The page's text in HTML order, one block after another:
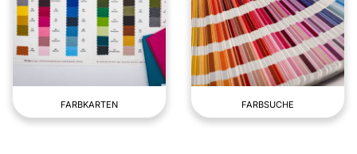
FARBKARTEN FARBSUCHE